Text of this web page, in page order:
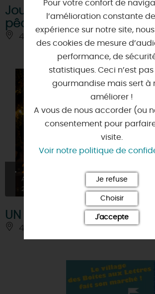
Journée d'initiation ados
pêche du black-bass aux
45110 - SAINT-MARTIN-D'ABBAT
27
AOÛT
2026
UN ÉTÉ AU JARDIN
45110 - GERMIGNY-DES-PRES
Pour votre confort de
l’amélioration constante
expérience sur notre site,
des cookies de mesure
performance, de
statistiques. Ceci n’est
gourmandise mais sert à
améliorer !
A vous de nous accorder (ou
consentement pour
visite.
Voir notre politique de
Je refuse
Choisir
J'accepte